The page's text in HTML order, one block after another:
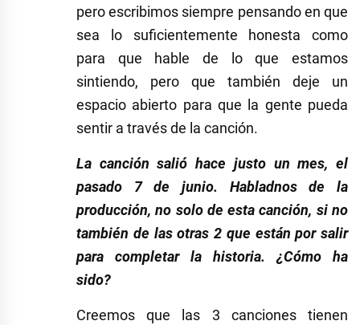
pero escribimos siempre pensando en que
sea lo suficientemente honesta como
para que hable de lo que estamos
sintiendo, pero que también deje un
espacio abierto para que la gente pueda
sentir a través de la canción.
La canción salió hace justo un mes, el
pasado 7 de junio. Habladnos de la
producción, no solo de esta canción, si no
también de las otras 2 que están por salir
para completar la historia. ¿Cómo ha
sido?
Creemos que las 3 canciones tienen